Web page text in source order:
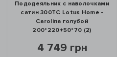
Пододеяльник с наволочками
сатин 300ТС Lotus Home -
Carolina голубой
200*220+50*70 (2)
4 749 грн